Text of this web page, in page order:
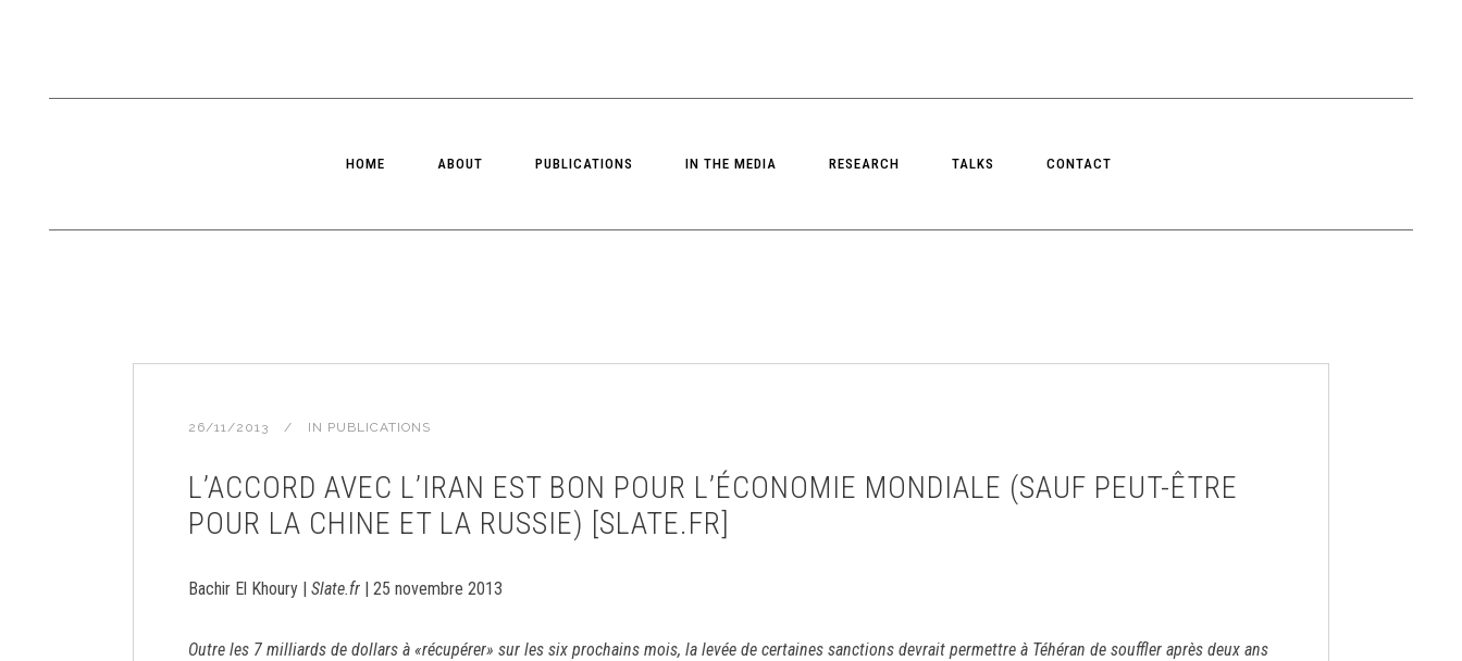
HOME ABOUT PUBLICATIONS IN THE MEDIA RESEARCH TALKS CONTACT
26/11/2013 IN PUBLICATIONS
L’ACCORD AVEC L’IRAN EST BON POUR L’ÉCONOMIE MONDIALE (SAUF PEUT-ÊTRE
POUR LA CHINE ET LA RUSSIE) [SLATE.FR]
Bachir El Khoury | Slate.fr | 25 novembre 2013
Outre les 7 milliards de dollars à «récupérer» sur les six prochains mois, la levée de certaines sanctions devrait permettre à Téhéran de souffler après deux ans